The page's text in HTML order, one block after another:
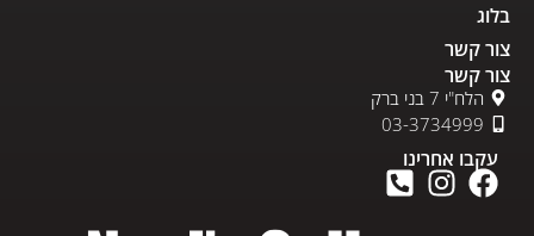
בלוג
צור קשר
צור קשר
הלח"י 7 בני ברק
03-3734999
עקבו אחרינו